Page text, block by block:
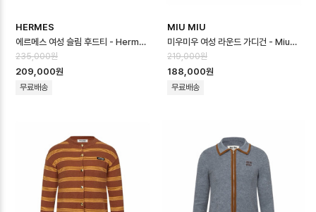
HERMES
에르메스 여성 슬림 후드티 - Hermes Womens Slim Hooded - her16…
235,000원
209,000원
무료배송
MIU MIU
미우미우 여성 라운드 가디건 - Miumiu Womens Round Cardigan - m…
219,000원
188,000원
무료배송